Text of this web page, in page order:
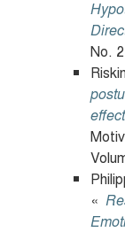
No. 2
«